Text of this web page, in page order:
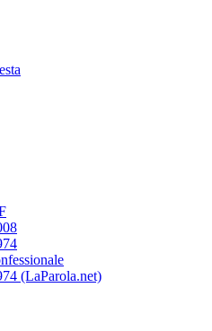
(LaParola.net)